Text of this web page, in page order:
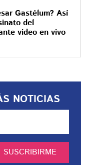
Gastélum? Así
del
video en vivo
NOTICIAS
SUSCRIBIRME